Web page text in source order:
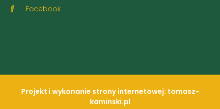
Facebook
Projekt i wykonanie strony internetowej: tomasz-
kaminski.pl